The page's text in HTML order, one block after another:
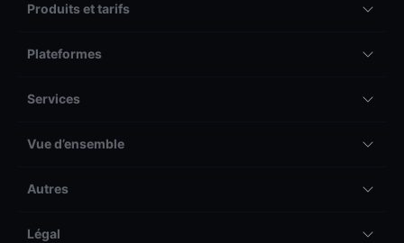
Produits et tarifs
Plateformes
Services
Vue d’ensemble
Autres
Légal